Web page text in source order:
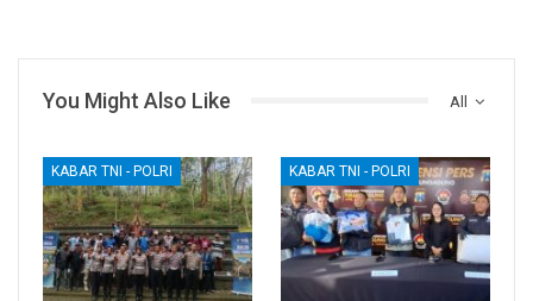
All
You Might Also Like
KABAR TNI - POLRI KABAR TNI - POLRI